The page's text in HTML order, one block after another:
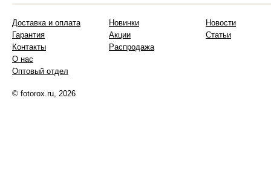
Доставка и оплата
Гарантия
Контакты
О нас
Оптовый отдел
Новинки
Акции
Распродажа
Новости
Статьи
© fotorox.ru, 2026